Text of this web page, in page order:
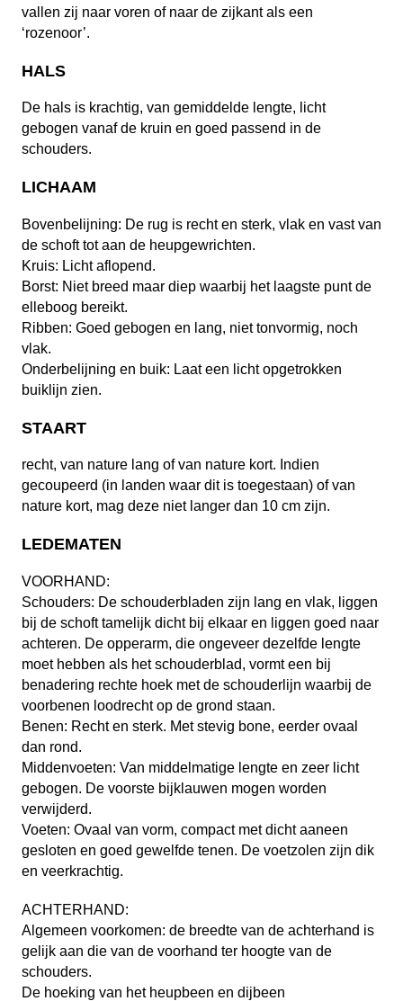
vallen zij naar voren of naar de zijkant als een
‘rozenoor’.
HALS
De hals is krachtig, van gemiddelde lengte, licht
gebogen vanaf de kruin en goed passend in de
schouders.
LICHAAM
Bovenbelijning: De rug is recht en sterk, vlak en vast van
de schoft tot aan de heupgewrichten.
Kruis: Licht aflopend.
Borst: Niet breed maar diep waarbij het laagste punt de
elleboog bereikt.
Ribben: Goed gebogen en lang, niet tonvormig, noch
vlak.
Onderbelijning en buik: Laat een licht opgetrokken
buiklijn zien.
STAART
recht, van nature lang of van nature kort. Indien
gecoupeerd (in landen waar dit is toegestaan) of van
nature kort, mag deze niet langer dan 10 cm zijn.
LEDEMATEN
VOORHAND:
Schouders: De schouderbladen zijn lang en vlak, liggen
bij de schoft tamelijk dicht bij elkaar en liggen goed naar
achteren. De opperarm, die ongeveer dezelfde lengte
moet hebben als het schouderblad, vormt een bij
benadering rechte hoek met de schouderlijn waarbij de
voorbenen loodrecht op de grond staan.
Benen: Recht en sterk. Met stevig bone, eerder ovaal
dan rond.
Middenvoeten: Van middelmatige lengte en zeer licht
gebogen. De voorste bijklauwen mogen worden
verwijderd.
Voeten: Ovaal van vorm, compact met dicht aaneen
gesloten en goed gewelfde tenen. De voetzolen zijn dik
en veerkrachtig.
ACHTERHAND:
Algemeen voorkomen: de breedte van de achterhand is
gelijk aan die van de voorhand ter hoogte van de
schouders.
De hoeking van het heupbeen en dijbeen